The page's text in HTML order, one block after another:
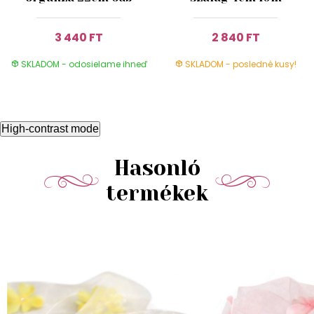
3 440 FT
SKLADOM - odosielame ihneď
2 840 FT
SKLADOM - posledné kusy!
High-contrast mode
Hasonló
termékek